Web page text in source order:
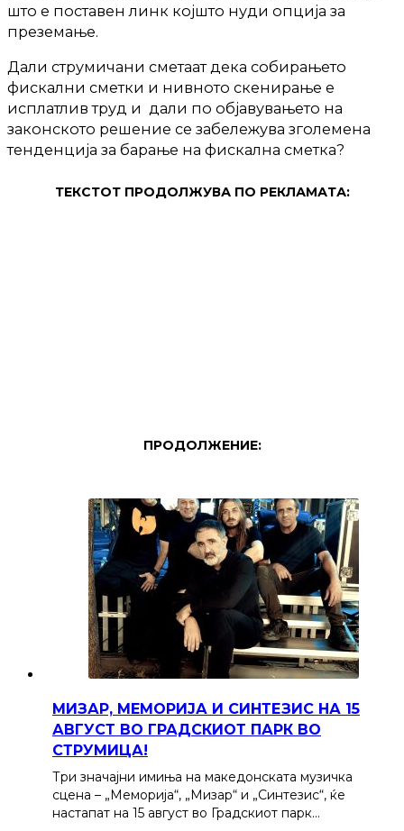
што е поставен линк којшто нуди опција за
преземање.
Дали струмичани сметаат дека собирањето
фискални сметки и нивното скенирање е
исплатлив труд и дали по објавувањето на
законското решение се забележува зголемена
тенденција за барање на фискална сметка?
ТЕКСТОТ ПРОДОЛЖУВА ПО РЕКЛАМАТА:
ПРОДОЛЖЕНИЕ:
МИЗАР, МЕМОРИЈА И СИНТЕЗИС НА 15
АВГУСТ ВО ГРАДСКИОТ ПАРК ВО
СТРУМИЦА!
Три значајни имиња на македонската музичка
сцена – „Меморија“, „Мизар“ и „Синтезис“, ќе
настапат на 15 август во Градскиот парк…